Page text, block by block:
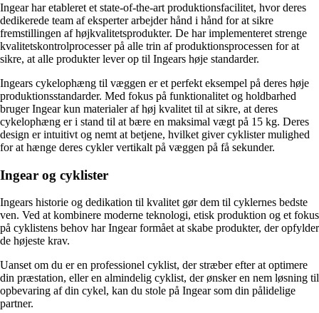
Ingear har etableret et state-of-the-art produktionsfacilitet, hvor deres
dedikerede team af eksperter arbejder hånd i hånd for at sikre
fremstillingen af højkvalitetsprodukter. De har implementeret strenge
kvalitetskontrolprocesser på alle trin af produktionsprocessen for at
sikre, at alle produkter lever op til Ingears høje standarder.
Ingears cykelophæng til væggen er et perfekt eksempel på deres høje
produktionsstandarder. Med fokus på funktionalitet og holdbarhed
bruger Ingear kun materialer af høj kvalitet til at sikre, at deres
cykelophæng er i stand til at bære en maksimal vægt på 15 kg. Deres
design er intuitivt og nemt at betjene, hvilket giver cyklister mulighed
for at hænge deres cykler vertikalt på væggen på få sekunder.
Ingear og cyklister
Ingears historie og dedikation til kvalitet gør dem til cyklernes bedste
ven. Ved at kombinere moderne teknologi, etisk produktion og et fokus
på cyklistens behov har Ingear formået at skabe produkter, der opfylder
de højeste krav.
Uanset om du er en professionel cyklist, der stræber efter at optimere
din præstation, eller en almindelig cyklist, der ønsker en nem løsning til
opbevaring af din cykel, kan du stole på Ingear som din pålidelige
partner.